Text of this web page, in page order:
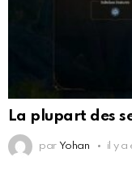
La plupart des
par Yohan il y a